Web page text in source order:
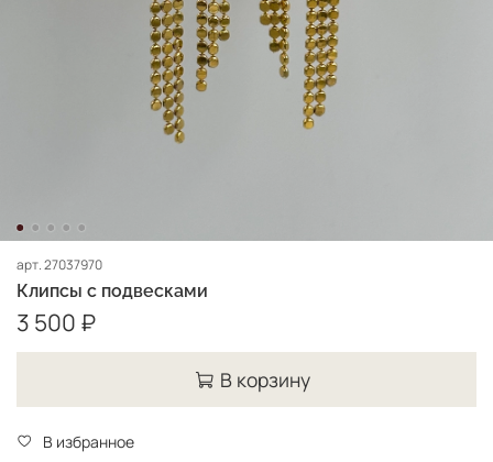
арт.27037970
Клипсы с подвесками
3 500 ₽
В корзину
В избранное